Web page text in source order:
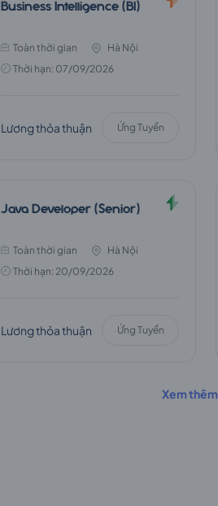
Business Intelligence (BI)
Toàn thời gian
Hà Nội
Thời hạn: 07/09/2026
Lương thỏa thuận Ứng Tuyển
Java Developer (Senior)
Toàn thời gian
Hà Nội
Thời hạn: 20/09/2026
Lương thỏa thuận Ứng Tuyển
Xem thêm